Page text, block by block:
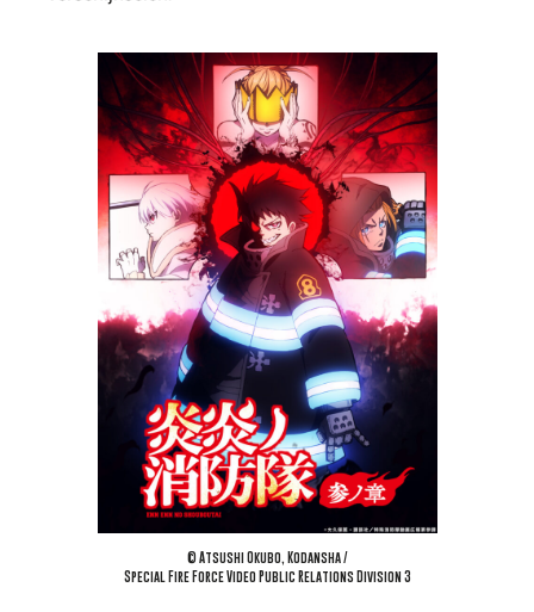
© Atsushi Okubo, Kodansha /
Special Fire Force Video Public Relations Division 3